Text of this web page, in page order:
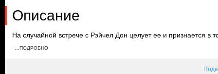
Описание
На случайной встрече с Рэйчел Дон целует ее и признается в
устраивают вечеринку в честь ее дня рождения. Соседка Бэтти
…ПОДРОБНО